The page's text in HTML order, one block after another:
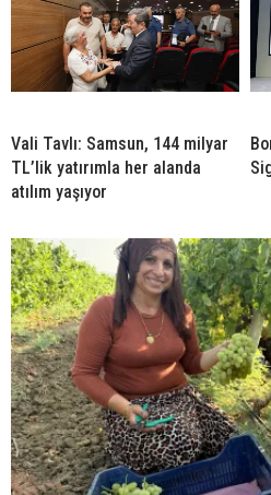
Vali Tavlı: Samsun, 144 milyar
TL’lik yatırımla her alanda
atılım yaşıyor